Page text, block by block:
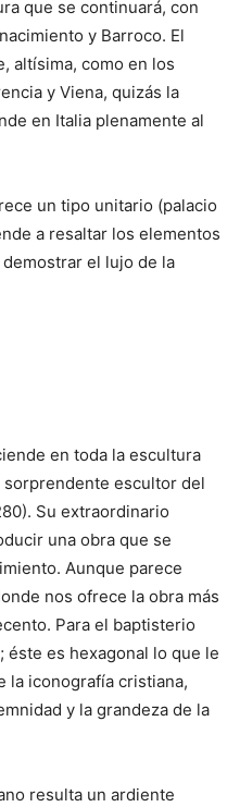
que se continuará, con
y Barroco. El
altísima, como en los
y Viena, quizás la
en Italia plenamente al
un tipo unitario (palacio
a resaltar los elementos
el lujo de la
en toda la escultura
sorprendente escultor del
Su extraordinario
una obra que se
Aunque parece
nos ofrece la obra más
Para el baptisterio
es hexagonal lo que le
la iconografía cristiana,
y la grandeza de la
resulta un ardiente